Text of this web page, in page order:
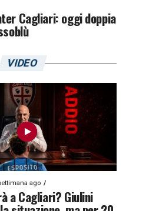
Cagliari: oggi doppia
VIDEO
ago
a Cagliari? Giulini